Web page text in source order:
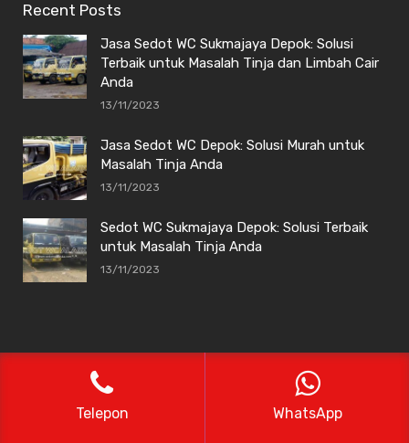
Recent Posts
Jasa Sedot WC Sukmajaya Depok: Solusi
Terbaik untuk Masalah Tinja dan Limbah Cair
Anda
13/11/2023
Jasa Sedot WC Depok: Solusi Murah untuk
Masalah Tinja Anda
13/11/2023
Sedot WC Sukmajaya Depok: Solusi Terbaik
untuk Masalah Tinja Anda
13/11/2023
Sedot WC Depok Alaska
Telepon WhatsApp